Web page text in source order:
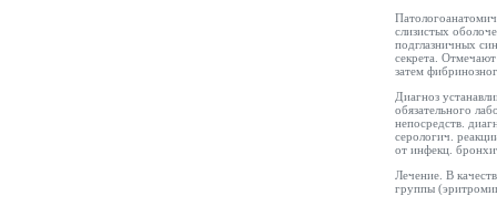
слизистых
подглазничных
секрета.
затем
Диагноз
обязательного
непосредств.
серологич.
от инфекц.
Лечение. В
группы